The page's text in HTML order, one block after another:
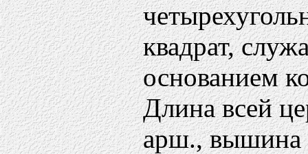
квадрат,
основанием
Длина всей
арш., вышина